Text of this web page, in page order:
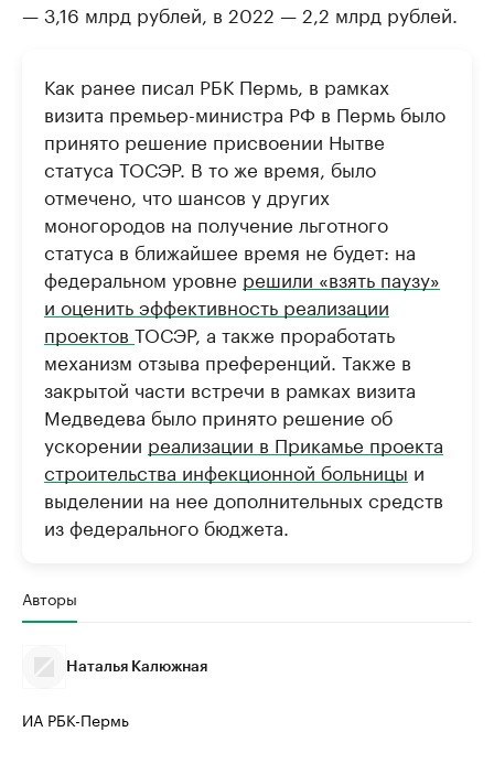
— 3,16 млрд рублей, в 2022 — 2,2 млрд рублей.
Как ранее писал РБК Пермь, в рамках
визита премьер-министра РФ в Пермь было
принято решение присвоении Нытве
статуса ТОСЭР. В то же время, было
отмечено, что шансов у других
моногородов на получение льготного
статуса в ближайшее время не будет: на
федеральном уровне решили «взять паузу»
и оценить эффективность реализации
проектов ТОСЭР, а также проработать
механизм отзыва преференций. Также в
закрытой части встречи в рамках визита
Медведева было принято решение об
ускорении реализации в Прикамье проекта
строительства инфекционной больницы и
выделении на нее дополнительных средств
из федерального бюджета.
Авторы
Наталья Калюжная
ИА РБК-Пермь